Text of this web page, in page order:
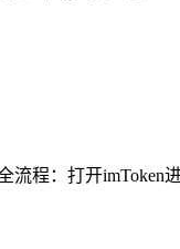
流程：打开imToken